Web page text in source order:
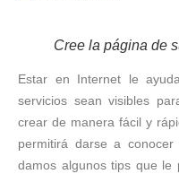
Cree la página de
Estar en Internet le
servicios sean visibles
crear de manera fácil y
permitirá darse a
damos algunos tips que